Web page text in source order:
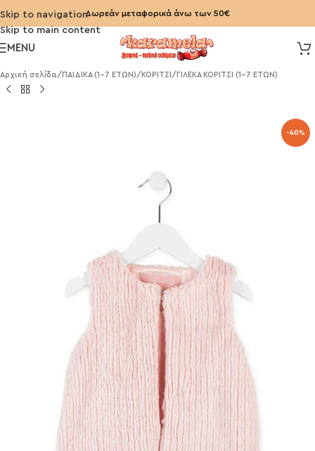
Skip to navigation
Skip to main content
Δωρεάν μεταφορικά άνω των 50€
MENU
Αρχική σελίδα/ ΠΑΙΔΙΚΑ (1-7 ΕΤΩΝ)/ ΚΟΡΙΤΣΙ / ΓΙΛΕΚΑ ΚΟΡΙΤΣΙ (1-7 ΕΤΩΝ)
-40%